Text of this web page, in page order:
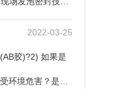
2022-03-25
胶)?2) 如果是
环境危害？是不